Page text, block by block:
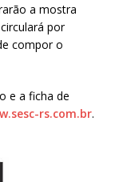
a mostra
por
compor o
e a ficha de
rs.com.br.